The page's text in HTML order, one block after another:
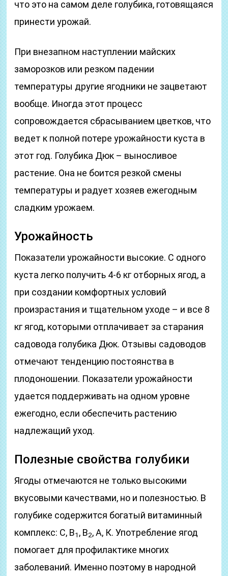
что это на самом деле голубика, готовящаяся
принести урожай.
При внезапном наступлении майских
заморозков или резком падении
температуры другие ягодники не зацветают
вообще. Иногда этот процесс
сопровождается сбрасыванием цветков, что
ведет к полной потере урожайности куста в
этот год. Голубика Дюк – выносливое
растение. Она не боится резкой смены
температуры и радует хозяев ежегодным
сладким урожаем.
Урожайность
Показатели урожайности высокие. С одного
куста легко получить 4-6 кг отборных ягод, а
при создании комфортных условий
произрастания и тщательном уходе – и все 8
кг ягод, которыми отплачивает за старания
садовода голубика Дюк. Отзывы садоводов
отмечают тенденцию постоянства в
плодоношении. Показатели урожайности
удается поддерживать на одном уровне
ежегодно, если обеспечить растению
надлежащий уход.
Полезные свойства голубики
Ягоды отмечаются не только высокими
вкусовыми качествами, но и полезностью. В
голубике содержится богатый витаминный
комплекс: С, В1, В2, А, К. Употребление ягод
помогает для профилактике многих
заболеваний. Именно поэтому в народной